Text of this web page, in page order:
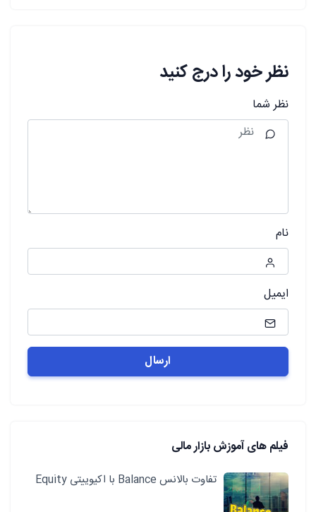
نظر خود را درج کنید
نظر شما
نام
ایمیل
فیلم های آموزش بازار مالی
تفاوت بالانس Balance با اکیوییتی Equity